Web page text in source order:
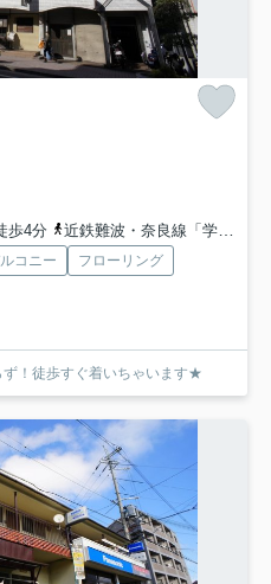
歩4分
近鉄難波・奈良線「学園前」駅 徒歩26分
コニー
フローリング
！徒歩すぐ着いちゃいます★